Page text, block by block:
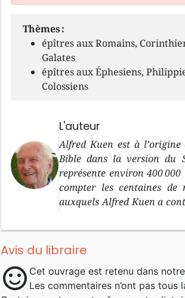
Thèmes :
épîtres aux Romains,
Galates
épîtres aux Éphesiens,
Colossiens
L'auteur
Alfred Kuen est à
Bible dans la version du
représente environ 400
compter les centaines de
auxquels Alfred Kuen a
seul enfant d’Albert Kuen
grandit dans un foyer qui
vie, puisque depuis tout
confiance en Dieu. Élevé
confirmation à 14 ans.
Avis du libraire
sentiment_satisfied Cet ouvrage est retenu dans
Les commentaires n’ont pas